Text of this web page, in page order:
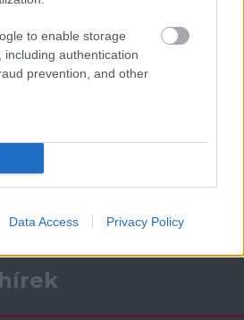
to enable storage
including authentication
prevention, and other
Data Access Privacy Policy
működését!